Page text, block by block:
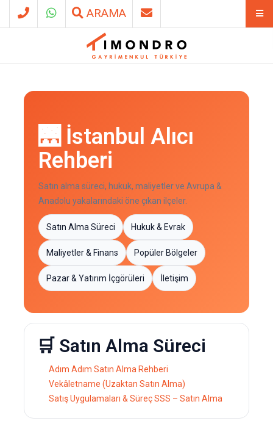
ARAMA
🌉 İstanbul Alıcı
Rehberi
Satın alma süreci, hukuk, maliyetler ve Avrupa &
Anadolu yakalarındaki öne çıkan ilçeler.
Satın Alma Süreci Hukuk & Evrak
Maliyetler & Finans Popüler Bölgeler
Pazar & Yatırım İçgörüleri İletişim
🛒 Satın Alma Süreci
Adım Adım Satın Alma Rehberi
Vekâletname (Uzaktan Satın Alma)
Satış Uygulamaları & SüreçSSS – Satın Alma